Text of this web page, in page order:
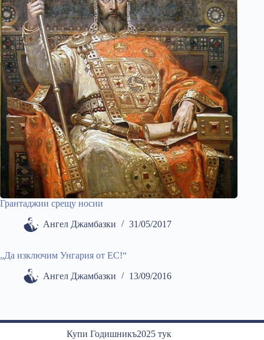
Грантаджии срещу носии
Ангел Джамбазки 31/05/2017
„Да изключим Унгария от ЕС!“
Ангел Джамбазки 13/09/2016
Купи Годишникъ2025 тук